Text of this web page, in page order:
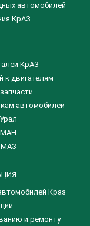
автомобилей
КрАЗ
КрАЗ
к двигателям
автомобилей
МАН
МАЗ
Краз
и ремонту